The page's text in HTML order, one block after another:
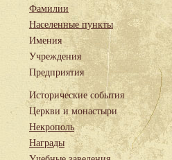
Фамилии
Населенные пункты
Имения
Учреждения
Предприятия
Исторические события
Церкви и монастыри
Некрополь
Награды